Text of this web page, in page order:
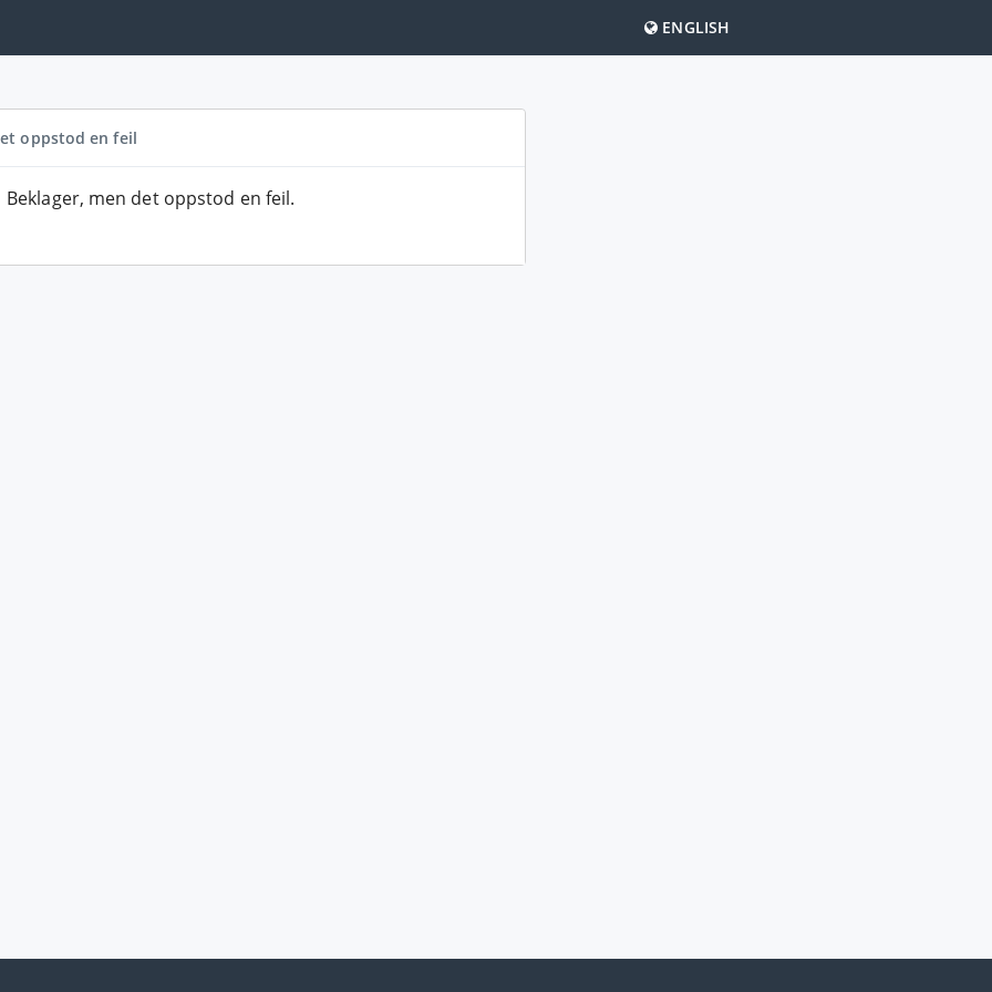
ENGLISH
oppstod en feil
Beklager, men det oppstod en feil.